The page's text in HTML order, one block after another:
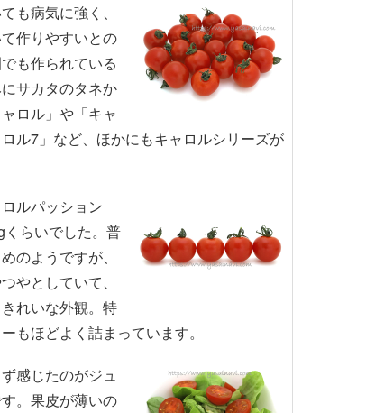
も病気に強く、
作りやすいとの
も作られている
サカタのタネか
ロル」や「キャ
ル7」など、ほかにもキャロルシリーズが
ルパッション
らいでした。普
のようですが、
やとしていて、
れいな外観。特
もほどよく詰まっています。
感じたのがジュ
。果皮が薄いの